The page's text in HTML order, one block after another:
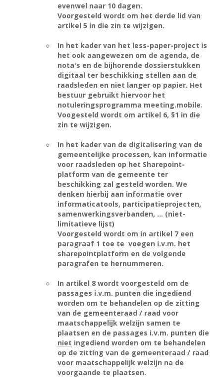
evenwel naar 10 dagen.
Voorgesteld wordt om het derde lid van
artikel 5 in die zin te wijzigen.
○
In het kader van het less-paper-project is
het ook aangewezen om de agenda, de
nota's en de bijhorende dossierstukken
digitaal ter beschikking stellen aan de
raadsleden en niet langer op papier. Het
bestuur gebruikt hiervoor het
notuleringsprogramma meeting.mobile.
Voogesteld wordt om artikel 6, §1 in die
zin te wijzigen.
○
In het kader van de digitalisering van de
gemeentelijke processen, kan informatie
voor raadsleden op het Sharepoint-
platform van de gemeente ter
beschikking zal gesteld worden. We
denken hierbij aan informatie over
informaticatools, participatieprojecten,
samenwerkingsverbanden, ... (niet-
limitatieve lijst)
Voorgesteld wordt om in artikel 7 een
paragraaf 1 toe te voegen i.v.m. het
sharepointplatform en de volgende
paragrafen te hernummeren.
○
In artikel 8 wordt voorgesteld om de
passages i.v.m. punten die ingediend
worden om te behandelen op de zitting
van de gemeenteraad / raad voor
maatschappelijk welzijn samen te
plaatsen en de passages i.v.m. punten die
niet ingediend worden om te behandelen
op de zitting van de gemeenteraad / raad
voor maatschappelijk welzijn na de
voorgaande te plaatsen.